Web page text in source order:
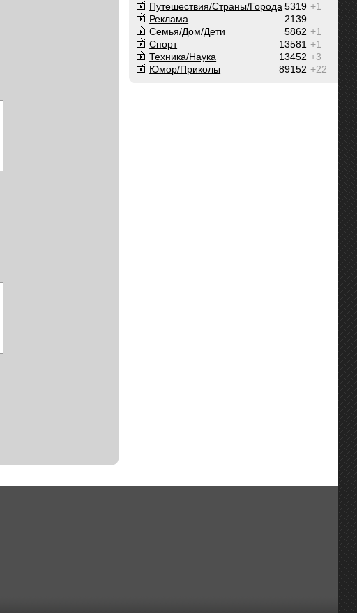
+1
5319
Путешествия/Cтраны/Города
2139
Реклама
+1
5862
Семья/Дом/Дети
+1
13581
Спорт
+3
13452
Техника/Наука
+22
89152
Юмор/Приколы